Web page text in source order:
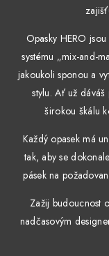
Opasky HERO
systému „mix-and-
jakoukoli sponou a
stylu. Ať už
širokou škálu
Každý opasek má
tak, aby se
pásek na
Zažij budoucnost
nadčasovým